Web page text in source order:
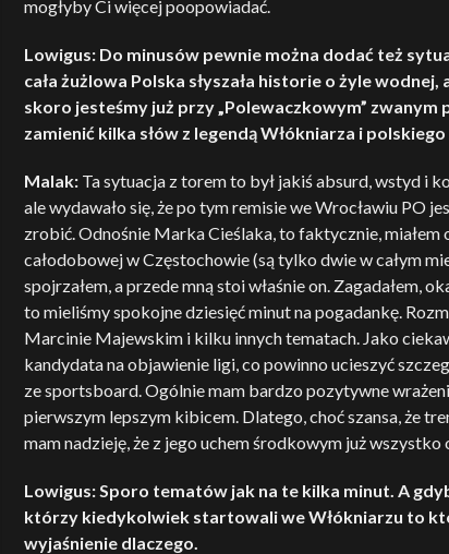
mogłyby Ci więcej poopowiadać.
Lowigus: Do minusów pewnie można dodać też
cała żużlowa Polska słyszała historie o żyle
skoro jesteśmy już przy „Polewaczkowym” zwanym
zamienić kilka słów z legendą Włókniarza i
Malak: Ta sytuacja z torem to był jakiś absurd, wstyd i
ale wydawało się, że po tym remisie we Wrocławiu PO
zrobić. Odnośnie Marka Cieślaka, to faktycznie,
całodobowej w Częstochowie (są tylko dwie w całym
spojrzałem, a przede mną stoi właśnie on. Zagadałem,
to mieliśmy spokojne dziesięć minut na pogadankę.
Marcinie Majewskim i kilku innych tematach. Jako
kandydata na objawienie ligi, co powinno ucieszyć
ze sportsboard. Ogólnie mam bardzo pozytywne
pierwszym lepszym kibicem. Dlatego, choć szansa, że
mam nadzieję, że z jego uchem środkowym już wszystko
Lowigus: Sporo tematów jak na te kilka minut. A
którzy kiedykolwiek startowali we Włókniarzu to
wyjaśnienie dlaczego.